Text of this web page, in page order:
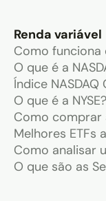
Renda variável
Como funciona
O que é a
Índice
O que é a NYSE?
Como comprar
Melhores ETFs
Como analisar
O que são as